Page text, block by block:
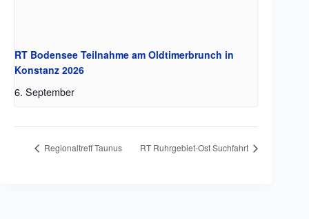
RT Bodensee Teilnahme am Oldtimerbrunch in
Konstanz 2026
6. September
Regionaltreff Taunus RT Ruhrgebiet-Ost Suchfahrt